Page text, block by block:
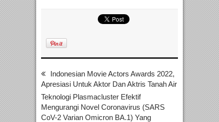
Indonesian Movie Actors Awards 2022,
Apresiasi Untuk Aktor Dan Aktris Tanah Air
Teknologi Plasmacluster Efektif
Mengurangi Novel Coronavirus (SARS
CoV-2 Varian Omicron BA.1) Yang